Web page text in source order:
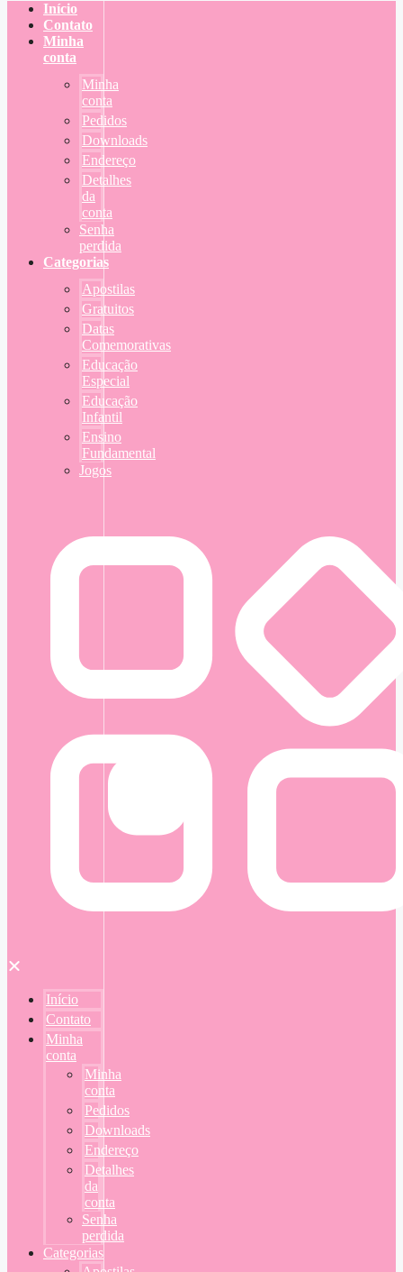
Início
Contato
Minha
conta
Minha
conta
Pedidos
Downloads
Endereço
Detalhes
da
conta
Senha
perdida
Categorias
Apostilas
Gratuitos
Datas
Comemorativas
Educação
Especial
Educação
Infantil
Ensino
Fundamental
Jogos
Início
Contato
Minha
conta
Minha
conta
Pedidos
Downloads
Endereço
Detalhes
da
conta
Senha
perdida
Categorias